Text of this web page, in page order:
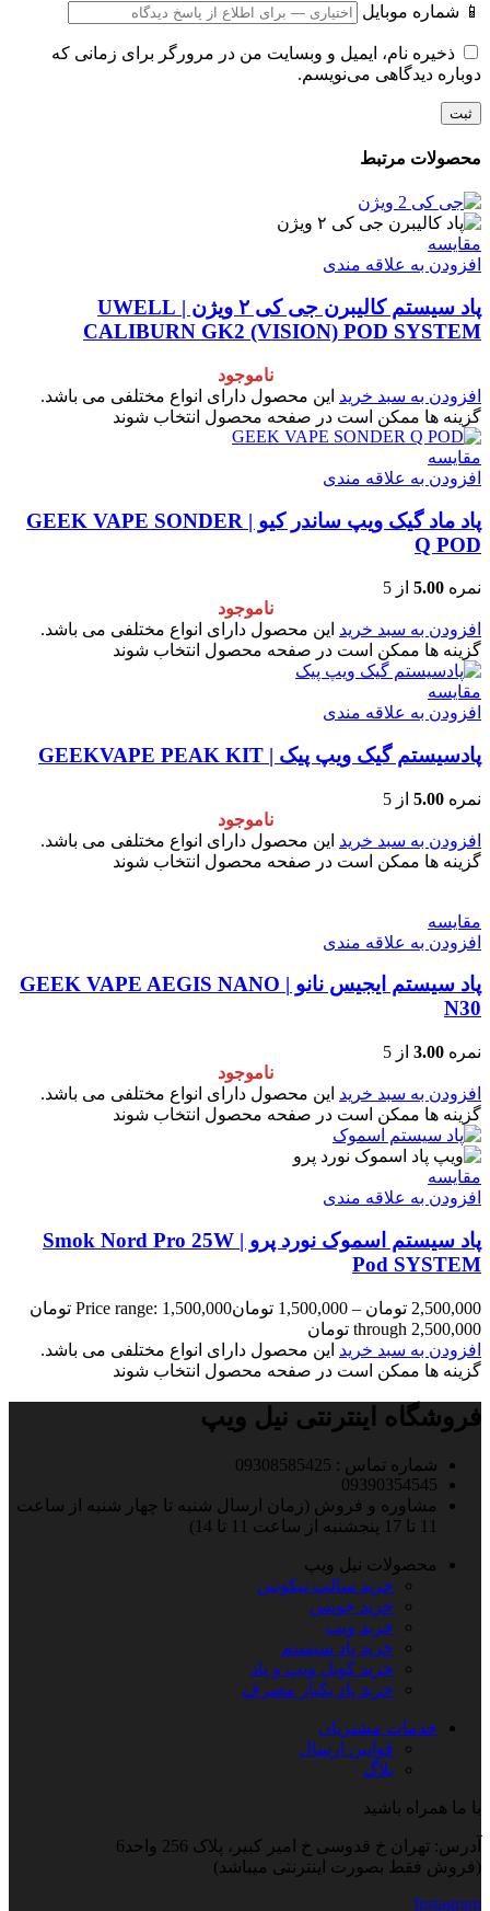
📱 شماره موبایل
ذخیره نام، ایمیل و وبسایت من در مرورگر برای زمانی که
دوباره دیدگاهی می‌نویسم.
محصولات مرتبط
مقایسه
افزودن به علاقه مندی
پاد سیستم کالیبرن جی کی ۲ ویژن | UWELL
CALIBURN GK2 (VISION) POD SYSTEM
ناموجود
افزودن به سبد خرید این محصول دارای انواع مختلفی می باشد.
گزینه ها ممکن است در صفحه محصول انتخاب شوند
مقایسه
افزودن به علاقه مندی
پاد ماد گیک ویپ ساندر کیو | GEEK VAPE SONDER
Q POD
نمره 5.00 از 5
ناموجود
افزودن به سبد خرید این محصول دارای انواع مختلفی می باشد.
گزینه ها ممکن است در صفحه محصول انتخاب شوند
مقایسه
افزودن به علاقه مندی
پادسیستم گیک ویپ پیک | GEEKVAPE PEAK KIT
نمره 5.00 از 5
ناموجود
افزودن به سبد خرید این محصول دارای انواع مختلفی می باشد.
گزینه ها ممکن است در صفحه محصول انتخاب شوند
مقایسه
افزودن به علاقه مندی
پاد سیستم ایجیس نانو GEEK VAPE AEGIS NANO |
N30
نمره 3.00 از 5
ناموجود
افزودن به سبد خرید این محصول دارای انواع مختلفی می باشد.
گزینه ها ممکن است در صفحه محصول انتخاب شوند
مقایسه
افزودن به علاقه مندی
پاد سیستم اسموک نورد پرو | Smok Nord Pro 25W
Pod SYSTEM
2,500,000 تومان –
1,500,000 تومان
Price range: 1,500,000 تومان
through 2,500,000 تومان
افزودن به سبد خرید این محصول دارای انواع مختلفی می باشد.
گزینه ها ممکن است در صفحه محصول انتخاب شوند
فروشگاه اینترنتی نیل ویپ
شماره تماس : 09308585425
09390354545
مشاوره و فروش (زمان ارسال شنبه تا چهار شنبه از ساعت
11 تا 17 پنجشنبه از ساعت 11 تا 14)
محصولات نیل ویپ
خرید سالت نیکوتین
خرید جویس
خرید ویپ
خرید پاد سیستم
خرید کویل ویپ و پاد
خرید پاد یکبار مصرف
خدمات مشتریان
قوانین ارسال
بلاگ
با ما همراه باشید
آدرس: تهران خ قدوسی خ امیر کبیر، پلاک 256 واحد6
(فروش فقط بصورت اینترنتی میباشد)
Instagram